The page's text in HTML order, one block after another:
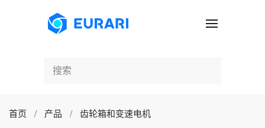
跳至主要内容
首页 产品 齿轮箱和变速电机